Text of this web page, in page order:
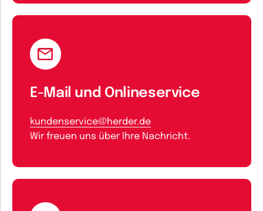
E-Mail und Onlineservice
kundenservice@herder.de
Wir freuen uns über Ihre Nachricht.